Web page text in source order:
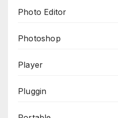
Photo Editor
Photoshop
Player
Pluggin